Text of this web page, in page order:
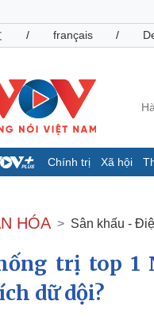
/ français /
Chính trị Xã hội
nhân sự
hội
diện sự thật
HÓA Sân khấu -
trị top 1
dữ dội?